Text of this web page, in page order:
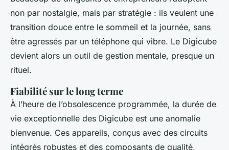
non par nostalgie, mais par stratégie : ils veulent une
transition douce entre le sommeil et la journée, sans
être agressés par un téléphone qui vibre. Le Digicube
devient alors un outil de gestion mentale, presque un
rituel.
Fiabilité sur le long terme
À l’heure de l’obsolescence programmée, la durée de
vie exceptionnelle des Digicube est une anomalie
bienvenue. Ces appareils, conçus avec des circuits
intégrés robustes et des composants de qualité,